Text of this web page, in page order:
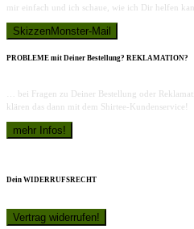
mir einfach und ich schaue, wie ich Dir helfen
PROBLEME mit Deiner Bestellung? REKLAMATION?
… bei Fragen zu Deiner Bestellung oder
klären das dann mit dem Shirtee-Kundenservice!
Dein WIDERRUFSRECHT